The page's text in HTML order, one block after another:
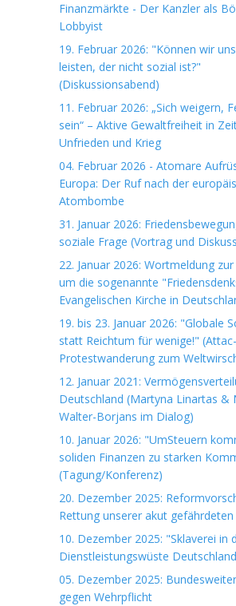
Finanzmärkte - Der Kanzler als
Lobbyist
19. Februar 2026: "Können wir
leisten, der nicht sozial ist?"
(Diskussionsabend)
11. Februar 2026: „Sich weigern,
sein“ – Aktive Gewaltfreiheit in
Unfrieden und Krieg
04. Februar 2026 - Atomare
Europa: Der Ruf nach der
Atombombe
31. Januar 2026:
soziale Frage (Vortrag und
22. Januar 2026: Wortmeldung
um die sogenannte
Evangelischen Kirche in
19. bis 23. Januar 2026: "Globale
statt Reichtum für wenige!" (Attac-
Protestwanderung zum
12. Januar 2021:
Deutschland (Martyna Linartas &
Walter-Borjans im Dialog)
10. Januar 2026: "UmSteuern
soliden Finanzen zu starken
(Tagung/Konferenz)
20. Dezember 2025:
Rettung unserer akut
10. Dezember 2025: "Sklaverei in
Dienstleistungswüste
05. Dezember 2025:
gegen Wehrpflicht